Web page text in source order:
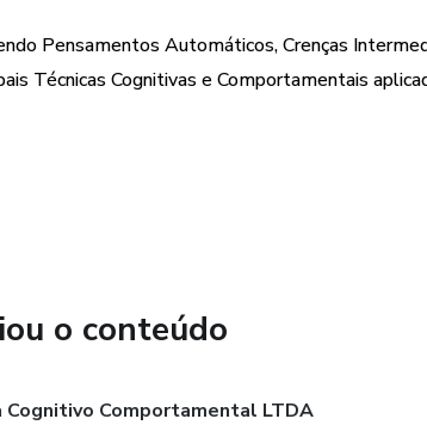
ser feita a Estrutura das Sessões.
e o DSM e suas versões ao longo do tempo.
e sua importância
Pensamentos Automáticos, Crenças
Técnicas Cognitivas e Comportamentais
o conteúdo
Cognitivo Comportamental LTDA